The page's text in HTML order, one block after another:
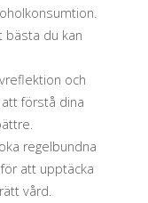
bästa du kan
och
förstå dina
regelbundna
att upptäcka
vård.